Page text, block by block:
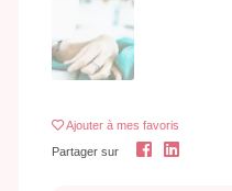
Ajouter à mes favoris
Partager sur